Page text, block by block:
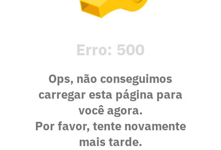
Erro: 500
Ops, não conseguimos
carregar esta página para
você agora.
Por favor, tente novamente
mais tarde.